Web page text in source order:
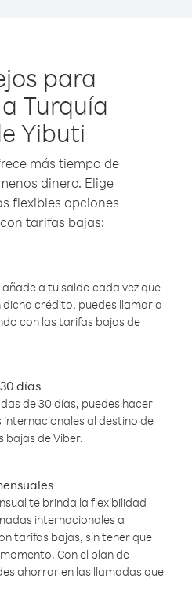
para
Turquía
Yibuti
más tiempo de
dinero. Elige
flexibles opciones
tarifas bajas:
a tu saldo cada vez que
crédito, puedes llamar a
con las tarifas bajas de
días
de 30 días, puedes hacer
al destino de
bajas de Viber.
te brinda la flexibilidad
internacionales a
tarifas bajas, sin tener que
Con el plan de
ahorrar en las llamadas que